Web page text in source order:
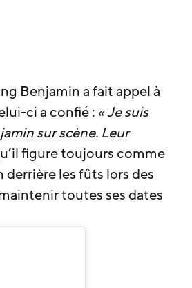
Benjamin a fait appel à
ci a confié : « Je suis
sur scène. Leur
figure toujours comme
derrière les fûts lors des
toutes ses dates